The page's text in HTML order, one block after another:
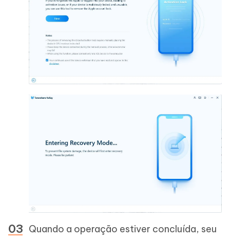
Quando a operação estiver concluída, seu